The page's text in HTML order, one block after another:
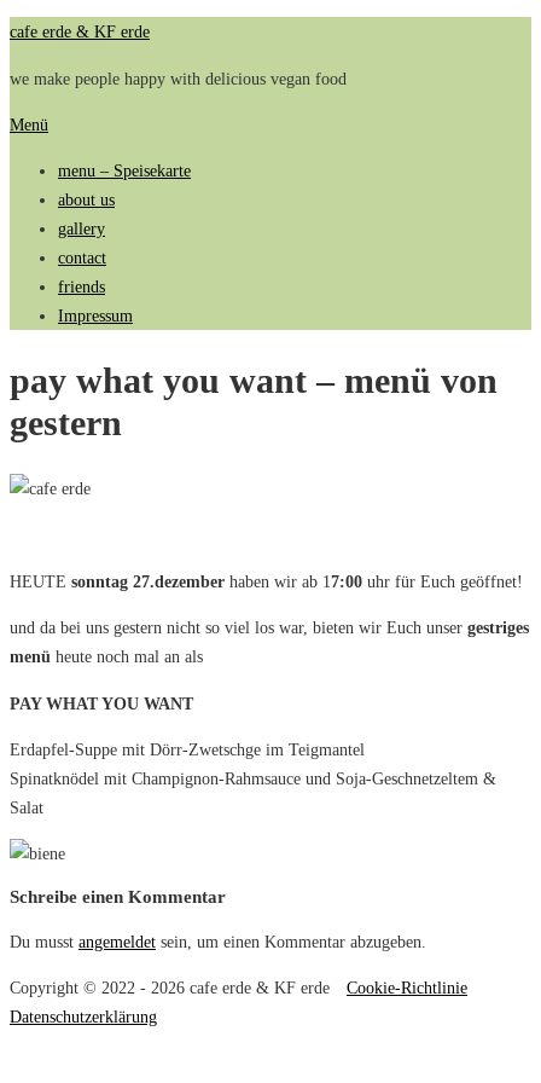
Zum
springen
cafe erde & KF erde
we make people happy with delicious vegan food
Menü
menu – Speisekarte
about us
gallery
contact
friends
Impressum
pay what you want – menü von
gestern
HEUTE sonntag 27.dezember haben wir ab 17:00 uhr für Euch geöffnet!
und da bei uns gestern nicht so viel los war, bieten wir Euch unser gestriges
menü heute noch mal an als
PAY WHAT YOU WANT
Erdapfel-Suppe mit Dörr-Zwetschge im Teigmantel
Spinatknödel mit Champignon-Rahmsauce und Soja-Geschnetzeltem &
Salat
Schreibe einen Kommentar
Du musst angemeldet sein, um einen Kommentar abzugeben.
Copyright © 2022 - 2026 cafe erde & KF erde Cookie-Richtlinie
Datenschutzerklärung